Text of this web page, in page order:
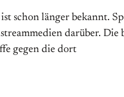
schon länger bekannt.
darüber.
gegen die dort